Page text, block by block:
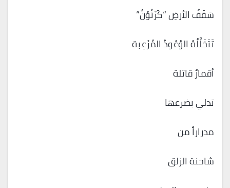
سَقَفُ الأرضِ “كَرْتُوُنٌ”
تَتَخَلَّلُهُ الوُعُودُ المُرْعِبة
أقمارٌ قاتلة
تدلي بضرعها
مدراراً من
شاحنة الزلق